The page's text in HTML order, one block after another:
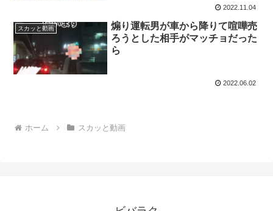
2022.11.04
スカッと動画
煽り運転男が車から降りて喧嘩売
ろうとした相手がマッチョだった
ら
2022.06.02
ホーム スカッと動画